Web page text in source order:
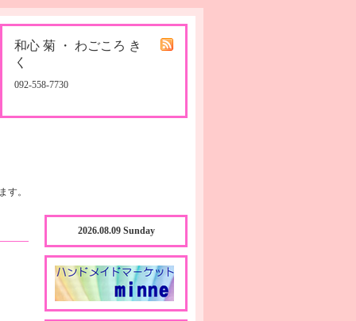
和心 菊 ・ わごころ き
く
092-558-7730
す。
2026.08.09 Sunday